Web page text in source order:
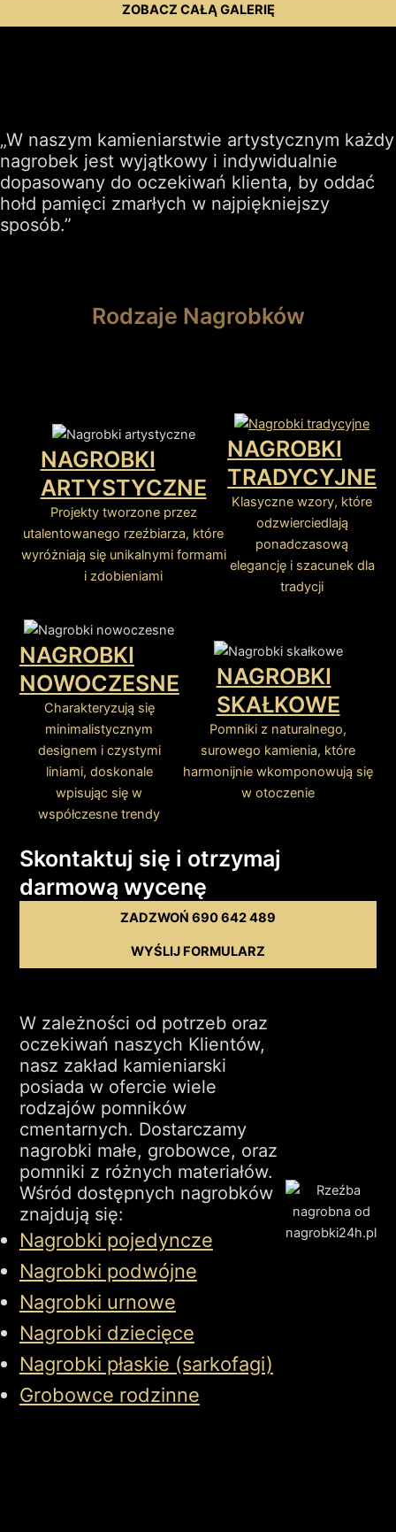
ZOBACZ CAŁĄ GALERIĘ
„W naszym kamieniarstwie artystycznym każdy
nagrobek jest wyjątkowy i indywidualnie
dopasowany do oczekiwań klienta, by oddać
hołd pamięci zmarłych w najpiękniejszy
sposób.”
Rodzaje Nagrobków
NAGROBKI
ARTYSTYCZNE
Projekty tworzone przez
utalentowanego rzeźbiarza, które
wyróżniają się unikalnymi formami
i zdobieniami
NAGROBKI
TRADYCYJNE
Klasyczne wzory, które
odzwierciedlają
ponadczasową
elegancję i szacunek dla
tradycji
NAGROBKI
NOWOCZESNE
Charakteryzują się
minimalistycznym
designem i czystymi
liniami, doskonale
wpisując się w
współczesne trendy
NAGROBKI
SKAŁKOWE
Pomniki z naturalnego,
surowego kamienia, które
harmonijnie wkomponowują się
w otoczenie
Skontaktuj się i otrzymaj
darmową wycenę
ZADZWOŃ 690 642 489
WYŚLIJ FORMULARZ
W zależności od potrzeb oraz
oczekiwań naszych Klientów,
nasz zakład kamieniarski
posiada w ofercie wiele
rodzajów pomników
cmentarnych. Dostarczamy
nagrobki małe, grobowce, oraz
pomniki z różnych materiałów.
Wśród dostępnych nagrobków
znajdują się:
Nagrobki pojedyncze
Nagrobki podwójne
Nagrobki urnowe
Nagrobki dziecięce
Nagrobki płaskie (sarkofagi)
Grobowce rodzinne